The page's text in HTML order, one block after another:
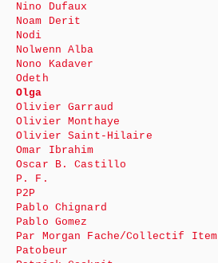
Nino Dufaux
Noam Derit
Nodi
Nolwenn Alba
Nono Kadaver
Odeth
Olga
Olivier Garraud
Olivier Monthaye
Olivier Saint-Hilaire
Omar Ibrahim
Oscar B. Castillo
P. F.
P2P
Pablo Chignard
Pablo Gomez
Par Morgan Fache/Collectif Item
Patobeur